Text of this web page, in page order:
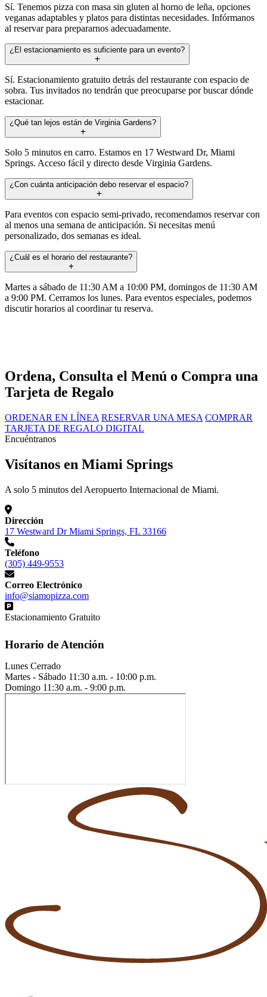
Sí. Tenemos pizza con masa sin gluten al horno de leña, opciones
veganas adaptables y platos para distintas necesidades. Infórmanos
al reservar para prepararnos adecuadamente.
¿El estacionamiento es suficiente para un evento?
Sí. Estacionamiento gratuito detrás del restaurante con espacio de
sobra. Tus invitados no tendrán que preocuparse por buscar dónde
estacionar.
¿Qué tan lejos están de Virginia Gardens?
Solo 5 minutos en carro. Estamos en 17 Westward Dr, Miami
Springs. Acceso fácil y directo desde Virginia Gardens.
¿Con cuánta anticipación debo reservar el espacio?
Para eventos con espacio semi-privado, recomendamos reservar con
al menos una semana de anticipación. Si necesitas menú
personalizado, dos semanas es ideal.
¿Cuál es el horario del restaurante?
Martes a sábado de 11:30 AM a 10:00 PM, domingos de 11:30 AM
a 9:00 PM. Cerramos los lunes. Para eventos especiales, podemos
discutir horarios al coordinar tu reserva.
Ordena, Consulta el Menú o Compra una
Tarjeta de Regalo
ORDENAR EN LÍNEA RESERVAR UNA MESA COMPRAR
TARJETA DE REGALO DIGITAL
Encuéntranos
Visítanos en Miami Springs
A solo 5 minutos del Aeropuerto Internacional de Miami.
Dirección
17 Westward Dr Miami Springs, FL 33166
Teléfono
(305) 449-9553
Correo Electrónico
info@siamopizza.com
Estacionamiento Gratuito
Horario de Atención
Lunes Cerrado
Martes - Sábado 11:30 a.m. - 10:00 p.m.
Domingo 11:30 a.m. - 9:00 p.m.